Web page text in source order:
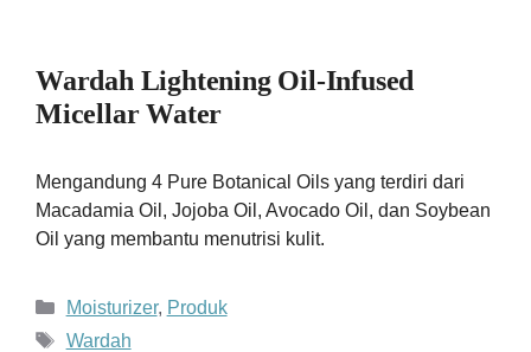
Wardah Lightening Oil-Infused
Micellar Water
Mengandung 4 Pure Botanical Oils yang terdiri dari
Macadamia Oil, Jojoba Oil, Avocado Oil, dan Soybean
Oil yang membantu menutrisi kulit.
Kategori
Moisturizer, Produk
Tag
Wardah